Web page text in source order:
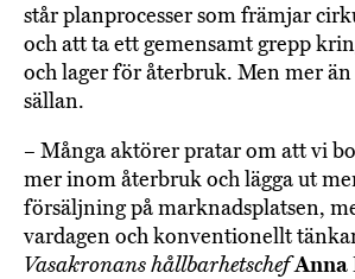
står planprocesser som främjar
och att ta ett gemensamt grepp
och lager för återbruk. Men mer
sällan.
– Många aktörer pratar om att vi
mer inom återbruk och lägga ut
försäljning på marknadsplatsen,
vardagen och konventionellt
Vasakronans hållbarhetschefAnna